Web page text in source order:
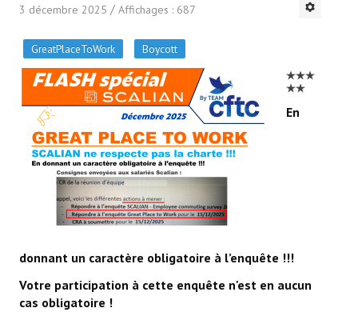
3 décembre 2025 Affichages : 687
GreatPlaceToWork Boycott
En
donnant un caractère obligatoire à l’enquête !!!
Votre participation à cette enquête n'est en aucun
cas obligatoire !